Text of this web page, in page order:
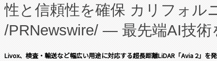
に、患者やサプライチェーン
キー方式で拡張性が高く、持
す。FCCM‑を活用した現地生
性と信頼性を確保 カリフォル
/PRNewswire/ — 最先端AI技術
会社エーアイ・アンド：本社
Livox、検査・輸送など幅広い用途に対応する超長距離LiDAR「Avia 2」を